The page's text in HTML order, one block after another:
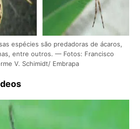
espécies são predadoras de ácaros,
entre outros. — Fotos: Francisco
V. Schimidt/ Embrapa